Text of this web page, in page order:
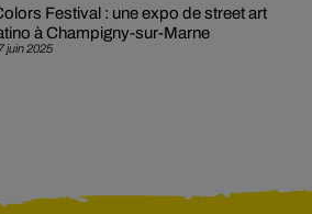
juin 2025
Festival : une expo de street art
à Champigny-sur-Marne